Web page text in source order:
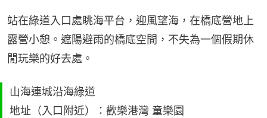
站在綠道入口處眺海平台，迎風望海，在橋底營地上
露營小憩。遮陽避雨的橋底空間，不失為一個假期休
閒玩樂的好去處。
山海連城沿海綠道
地址（入口附近）：歡樂港灣 童樂園